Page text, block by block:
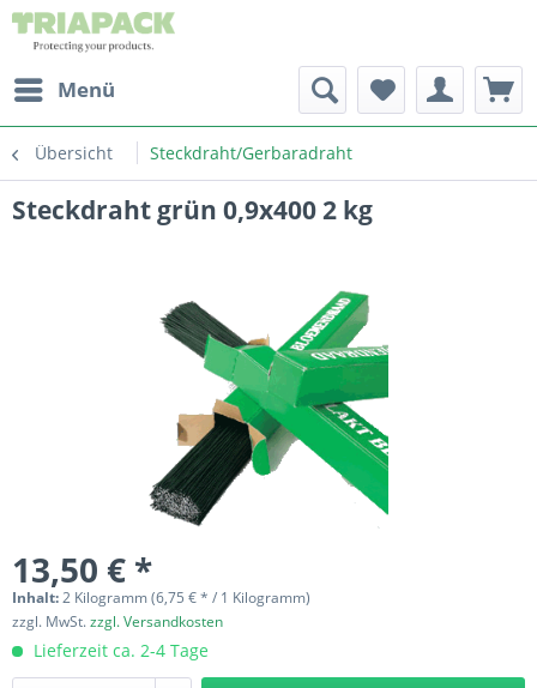
Menü
Übersicht Steckdraht/Gerbaradraht
Steckdraht grün 0,9x400 2 kg
13,50 € *
Inhalt:2 Kilogramm (6,75 € * / 1 Kilogramm)
zzgl. MwSt.zzgl. Versandkosten
Lieferzeit ca. 2-4 Tage